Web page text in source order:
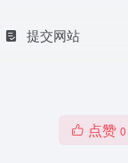
提交网站
点赞 0